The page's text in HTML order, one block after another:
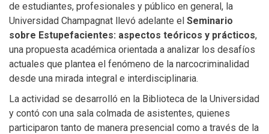
de estudiantes, profesionales y público en general, la
Universidad Champagnat llevó adelante el Seminario
sobre Estupefacientes: aspectos teóricos y prácticos,
una propuesta académica orientada a analizar los desafíos
actuales que plantea el fenómeno de la narcocriminalidad
desde una mirada integral e interdisciplinaria.
La actividad se desarrolló en la Biblioteca de la Universidad
y contó con una sala colmada de asistentes, quienes
participaron tanto de manera presencial como a través de la